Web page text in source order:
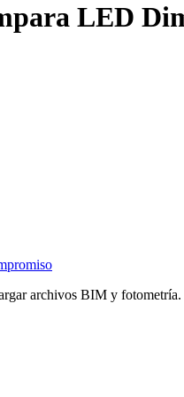
LED
archivos BIM y fotometría.